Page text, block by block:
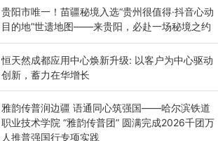
通气会在世界文化遗产地海龙屯核心景区…
贵阳市唯一！苗疆秘境入选“贵州很值得·抖音心动
目的地”世遗地图——来贵阳，必赴一场秘境之约
2026年7月21日，2026年“贵州很值得”暨抖音“心
动目的地”（贵州站）主题…
恒天然成都应用中心焕新升级: 以客户为中心驱动
创新，蓄力在华增长
融合全球研发实力与本土洞察，深化客户共创，赋
能西南市场创新发展 （7月27日，成…
雅韵传普润边疆 语通同心筑强国——哈尔滨铁道
职业技术学院 “雅韵传普团” 圆满完成2026千团万
人推普强国行专项实践